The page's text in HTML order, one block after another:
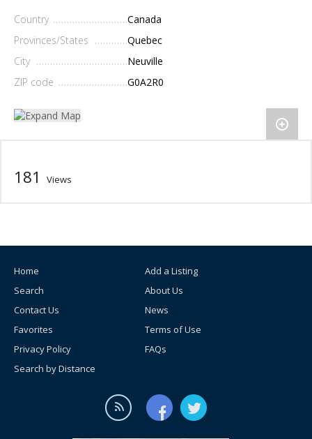
Country
Canada
Provinces/States
Quebec
City
Neuville
ZIP code
G0A2R0
181 Views
Home
Add a Listing
Search
About Us
Contact Us
News
Favorites
Terms of Use
Privacy Policy
FAQs
Search by Distance